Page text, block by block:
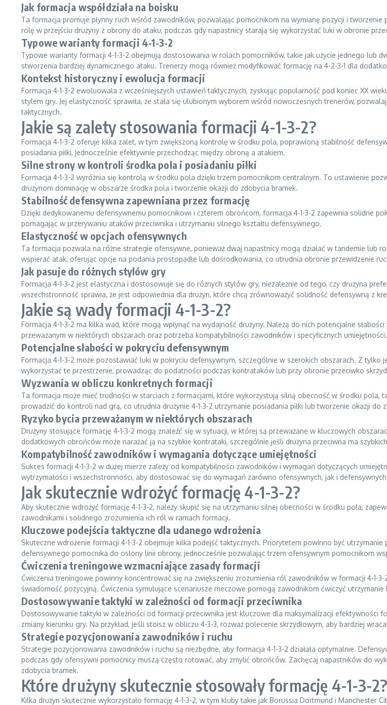
Jak formacja współdziała na boisku
Ta formacja promuje płynny ruch wśród zawodników, pozwalając pomocnikom na wymianę pozycji i
rolę w przejściu drużyny z obrony do ataku, podczas gdy napastnicy starają się wykorzystać luki w obronie
Typowe warianty formacji 4-1-3-2
Typowe warianty formacji 4-1-3-2 obejmują dostosowania w rolach pomocników, takie jak użycie jednego lub
stworzenia bardziej dynamicznego ataku. Trenerzy mogą również modyfikować formację na 4-2-3-1 dla
Kontekst historyczny i ewolucja formacji
Formacja 4-1-3-2 ewoluowała z wcześniejszych ustawień taktycznych, zyskując popularność pod koniec XX
stylem gry. Jej elastyczność sprawiła, że stała się ulubionym wyborem wśród nowoczesnych trenerów,
taktycznych.
Jakie są zalety stosowania formacji 4-1-3-2?
Formacja 4-1-3-2 oferuje kilka zalet, w tym zwiększoną kontrolę w środku pola, poprawioną stabilność
posiadania piłki, jednocześnie efektywnie przechodząc między obroną a atakiem.
Silne strony w kontroli środka pola i posiadaniu piłki
Formacja 4-1-3-2 wyróżnia się kontrolą w środku pola dzięki trzem pomocnikom centralnym. To ustawienie
drużynom dominację w obszarze środka pola i tworzenie okazji do zdobycia bramek.
Stabilność defensywna zapewniana przez formację
Dzięki dedykowanemu defensywnemu pomocnikowi i czterem obrońcom, formacja 4-1-3-2 zapewnia solidne
pomagając w przerywaniu ataków przeciwnika i utrzymaniu silnego kształtu defensywnego.
Elastyczność w opcjach ofensywnych
Ta formacja pozwala na różne strategie ofensywne, ponieważ dwaj napastnicy mogą działać w tandemie lub
wspierać atak, oferując opcje na podania prostopadłe lub dośrodkowania, co utrudnia obronie przewidzenie
Jak pasuje do różnych stylów gry
Formacja 4-1-3-2 jest elastyczna i dostosowuje się do różnych stylów gry, niezależnie od tego, czy drużyna
wszechstronność sprawia, że jest odpowiednia dla drużyn, które chcą zrównoważyć solidność defensywną z
Jakie są wady formacji 4-1-3-2?
Formacja 4-1-3-2 ma kilka wad, które mogą wpłynąć na wydajność drużyny. Należą do nich potencjalne
przeważanym w niektórych obszarach oraz potrzeba kompatybilności zawodników i specyficznych umiejętności.
Potencjalne słabości w pokryciu defensywnym
Formacja 4-1-3-2 może pozostawiać luki w pokryciu defensywnym, szczególnie w szerokich obszarach. Z
wykorzystać te przestrzenie, prowadząc do podatności podczas kontrataków lub przy obronie przeciwko
Wyzwania w obliczu konkretnych formacji
Ta formacja może mieć trudności w starciach z formacjami, które wykorzystują silną obecność w środku pola,
prowadzić do kontroli nad grą, co utrudnia drużynie 4-1-3-2 utrzymanie posiadania piłki lub tworzenie okazji do
Ryzyko bycia przeważanym w niektórych obszarach
Drużyny stosujące formację 4-1-3-2 mogą znaleźć się w sytuacji, w której są przeważane w kluczowych
dodatkowych obrońców może narażać ją na szybkie kontrataki, szczególnie jeśli drużyna przeciwna ma
Kompatybilność zawodników i wymagania dotyczące umiejętności
Sukces formacji 4-1-3-2 w dużej mierze zależy od kompatybilności zawodników i wymagań dotyczących
wytrzymałości i wszechstronności, aby dostosować się do wymagań zarówno ofensywnych, jak i
Jak skutecznie wdrożyć formację 4-1-3-2?
Aby skutecznie wdrożyć formację 4-1-3-2, należy skupić się na utrzymaniu silnej obecności w środku pola,
zawodnikami i solidnego zrozumienia ich ról w ramach formacji.
Kluczowe podejścia taktyczne dla udanego wdrożenia
Skuteczne wdrożenie formacji 4-1-3-2 obejmuje kilka podejść taktycznych. Priorytetem powinno być
defensywnego pomocnika do osłony linii obrony, jednocześnie pozwalając trzem ofensywnym pomocnikom
Ćwiczenia treningowe wzmacniające zasady formacji
Ćwiczenia treningowe powinny koncentrować się na zwiększeniu zrozumienia ról zawodników w formacji 4-1-3-
świadomość pozycyjną. Ćwiczenia symulujące scenariusze meczowe pomogą zawodnikom ćwiczyć
Dostosowywanie taktyki w zależności od formacji przeciwnika
Dostosowywanie taktyki w zależności od formacji przeciwnika jest kluczowe dla maksymalizacji efektywności
zmiany kierunku gry. Na przykład, jeśli stoisz w obliczu 4-3-3, rozważ polecenie skrzydłowym, aby bardziej
Strategie pozycjonowania zawodników i ruchu
Strategie pozycjonowania zawodników i ruchu są niezbędne, aby formacja 4-1-3-2 działała optymalnie.
podczas gdy ofensywni pomocnicy muszą często rotować, aby zmylić obrońców. Zachęcaj napastników do
zdobycia bramek.
Które drużyny skutecznie stosowały formację 4-1-3-2?
Kilka drużyn skutecznie wykorzystało formację 4-1-3-2, w tym kluby takie jak Borussia Dortmund i Manchester